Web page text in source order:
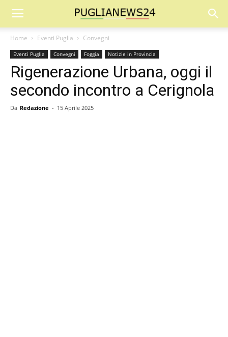
Home Eventi Puglia Convegni
Eventi Puglia Convegni Foggia Notizie in Provincia
Rigenerazione Urbana, oggi il
secondo incontro a Cerignola
Da Redazione - 15 Aprile 2025